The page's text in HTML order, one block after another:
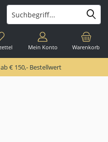
Warenkorb
Mein Konto
€ 150,- Bestellwert